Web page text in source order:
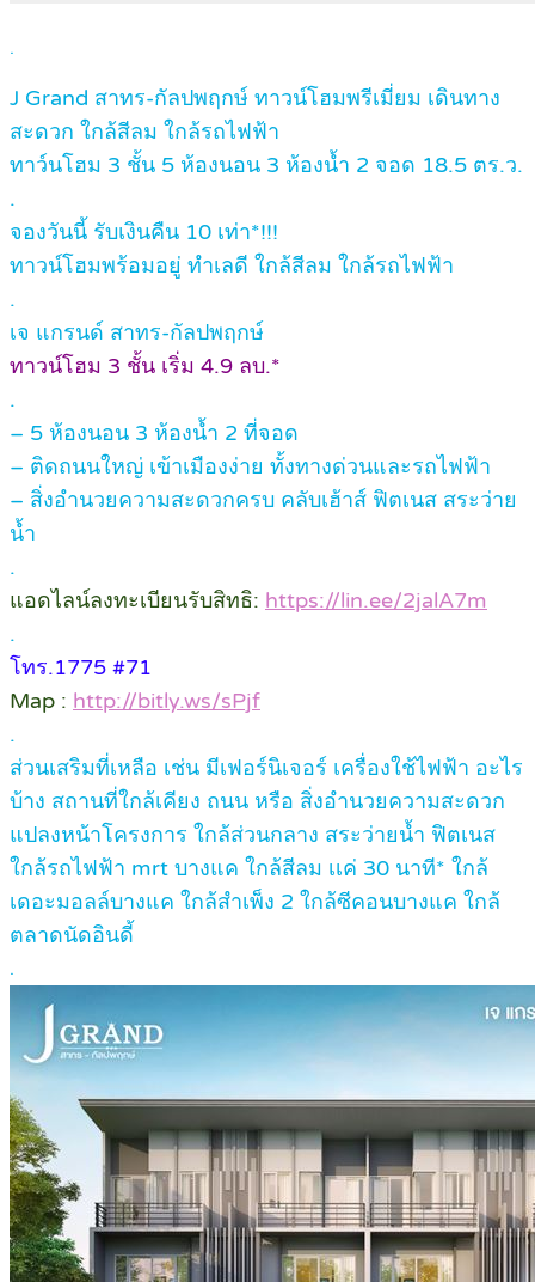
.
J Grand สาทร-กัลปพฤกษ์ ทาวน์โฮมพรีเมี่ยม เดินทาง
สะดวก ใกล้สีลม ใกล้รถไฟฟ้า
ทาว์นโฮม 3 ชั้น 5 ห้องนอน 3 ห้องน้ำ 2 จอด 18.5 ตร.ว.
.
จองวันนี้ รับเงินคืน 10 เท่า*!!!
ทาวน์โฮมพร้อมอยู่ ทำเลดี ใกล้สีลม ใกล้รถไฟฟ้า
.
เจ แกรนด์ สาทร-กัลปพฤกษ์
ทาวน์โฮม 3 ชั้น เริ่ม 4.9 ลบ.*
.
– 5 ห้องนอน 3 ห้องน้ำ 2 ที่จอด
– ติดถนนใหญ่ เข้าเมืองง่าย ทั้งทางด่วนและรถไฟฟ้า
– สิ่งอำนวยความสะดวกครบ คลับเฮ้าส์ ฟิตเนส สระว่าย
น้ำ
.
แอดไลน์ลงทะเบียนรับสิทธิ: https://lin.ee/2jalA7m
.
โทร.1775 #71
Map : http://bitly.ws/sPjf
.
ส่วนเสริมที่เหลือ เช่น มีเฟอร์นิเจอร์ เครื่องใช้ไฟฟ้า อะไร
บ้าง สถานที่ใกล้เคียง ถนน หรือ สิ่งอำนวยความสะดวก
แปลงหน้าโครงการ ใกล้ส่วนกลาง สระว่ายน้ำ ฟิตเนส
ใกล้รถไฟฟ้า mrt บางแค ใกล้สีลม เเค่ 30 นาที* ใกล้
เดอะมอลล์บางแค ใกล้สำเพ็ง 2 ใกล้ซีคอนบางแค ใกล้
ตลาดนัดอินดี้
.